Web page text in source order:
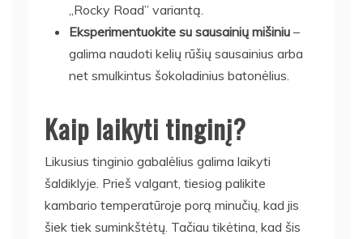
„Rocky Road” variantą.
Eksperimentuokite su sausainių mišiniu –
galima naudoti kelių rūšių sausainius arba
net smulkintus šokoladinius batonėlius.
Kaip laikyti tinginį?
Likusius tinginio gabalėlius galima laikyti
šaldiklyje. Prieš valgant, tiesiog palikite
kambario temperatūroje porą minučių, kad jis
šiek tiek suminkštėtų. Tačiau tikėtina, kad šis